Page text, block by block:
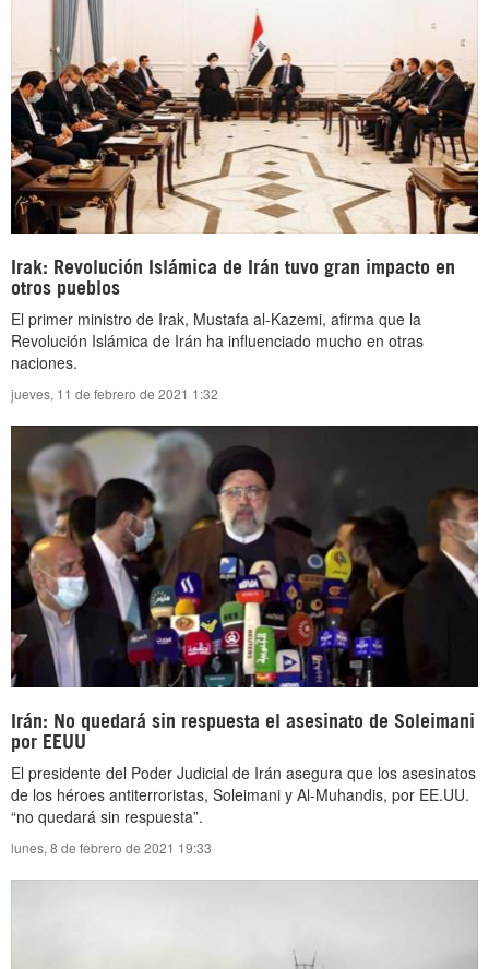
Irak: Revolución Islámica de Irán tuvo gran impacto en
otros pueblos
El primer ministro de Irak, Mustafa al-Kazemi, afirma que la
Revolución Islámica de Irán ha influenciado mucho en otras
naciones.
jueves, 11 de febrero de 2021 1:32
Irán: No quedará sin respuesta el asesinato de Soleimani
por EEUU
El presidente del Poder Judicial de Irán asegura que los asesinatos
de los héroes antiterroristas, Soleimani y Al-Muhandis, por EE.UU.
“no quedará sin respuesta”.
lunes, 8 de febrero de 2021 19:33